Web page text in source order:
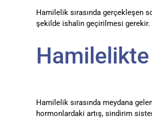
Hamilelik sırasında gerçekleşen
şekilde ishalin geçirilmesi gerekir.
Hamilelik sırasında meydana
hormonlardaki artış, sindirim